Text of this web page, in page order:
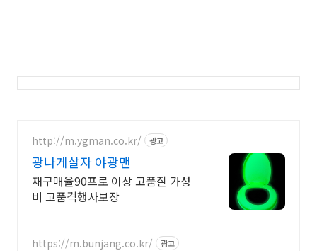
http://m.ygman.co.kr/ 광고
광나게살자 야광맨
재구매율90프로 이상 고품질 가성
비 고품격행사보장
https://m.bunjang.co.kr/ 광고